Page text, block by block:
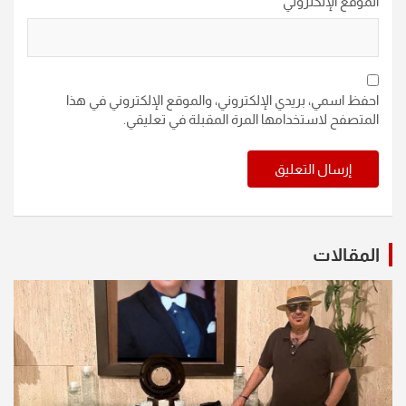
احفظ اسمي، بريدي الإلكتروني، والموقع الإلكتروني في هذا
المتصفح لاستخدامها المرة المقبلة في تعليقي.
المقالات